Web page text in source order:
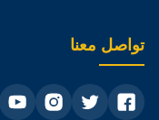
تواصل معنا